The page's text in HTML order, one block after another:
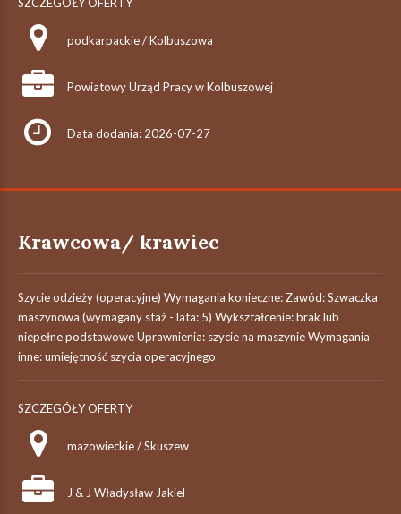
podkarpackie / Kolbuszowa
Powiatowy Urząd Pracy w Kolbuszowej
Data dodania: 2026-07-27
Krawcowa/ krawiec
Szycie odzieży (operacyjne) Wymagania konieczne: Zawód: Szwaczka
maszynowa (wymagany staż - lata: 5) Wykształcenie: brak lub
niepełne podstawowe Uprawnienia: szycie na maszynie Wymagania
inne: umiejętność szycia operacyjnego
SZCZEGÓŁY OFERTY
mazowieckie / Skuszew
J & J Władysław Jakiel